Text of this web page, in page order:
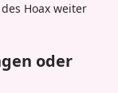
Hoax weiter
oder